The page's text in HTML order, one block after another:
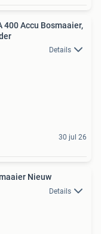
400 Accu Bosmaaier,
Details
30 jul 26
Nieuw
Details